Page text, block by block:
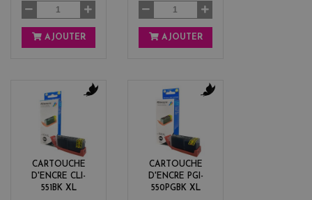
AJOUTER AJOUTER
CARTOUCHE
D'ENCRE CLI-
551BK XL
c
k
CARTOUCHE
D'ENCRE PGI-
550PGBK XL
c
k